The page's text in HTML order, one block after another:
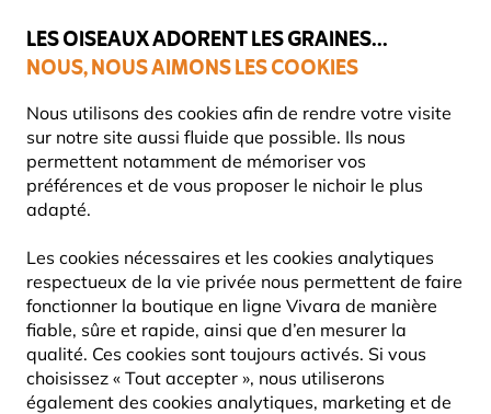
LES OISEAUX ADORENT LES GRAINES...
NOUS, NOUS AIMONS LES COOKIES
Nous utilisons des cookies afin de rendre votre visite
sur notre site aussi fluide que possible. Ils nous
permettent notamment de mémoriser vos
préférences et de vous proposer le nichoir le plus
adapté.
Les cookies nécessaires et les cookies analytiques
respectueux de la vie privée nous permettent de faire
fonctionner la boutique en ligne Vivara de manière
fiable, sûre et rapide, ainsi que d’en mesurer la
qualité. Ces cookies sont toujours activés. Si vous
choisissez « Tout accepter », nous utiliserons
également des cookies analytiques, marketing et de
catégories.
Livraison express gratuite dès 59 €
Partenaires & projets
Vivara ne travaille pas seul dans ses activités
visant à préserver et protéger la nature,mais
collabore avec les partenaires mentionnés ci-